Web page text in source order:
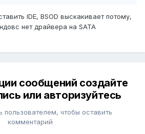
IDE, BSOD выскакивает потому,
нет драйвера на SATA
сообщений создайте
или авторизуйтесь
чтобы оставить
комментарий